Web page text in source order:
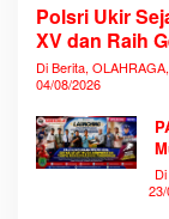
Polsri Ukir
XV dan Raih
Di Berita,
04/08/2026